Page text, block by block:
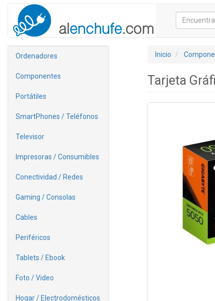
Ordenadores
Componentes
Portátiles
SmartPhones / Teléfonos
Televisor
Impresoras / Consumibles
Conectividad / Redes
Gaming / Consolas
Cables
Periféricos
Tablets / Ebook
Foto / Video
Hogar / Electrodomésticos
Inicio
Tarjeta